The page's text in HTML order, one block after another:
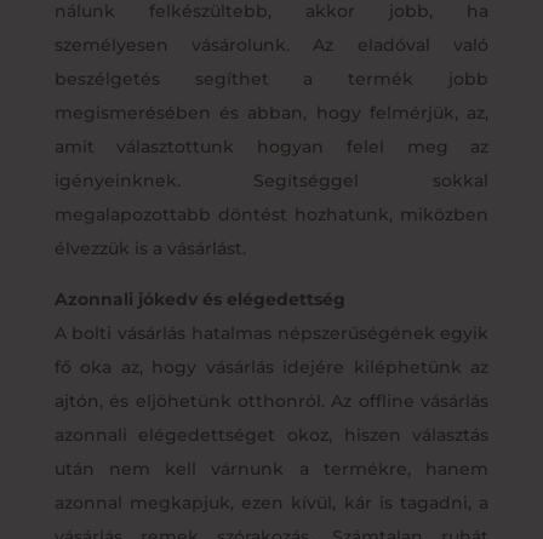
nálunk felkészültebb, akkor jobb, ha
személyesen vásárolunk. Az eladóval való
beszélgetés segíthet a termék jobb
megismerésében és abban, hogy felmérjük, az,
amit választottunk hogyan felel meg az
igényeinknek. Segítséggel sokkal
megalapozottabb döntést hozhatunk, miközben
élvezzük is a vásárlást.
Azonnali jókedv és elégedettség
A bolti vásárlás hatalmas népszerűségének egyik
fő oka az, hogy vásárlás idejére kiléphetünk az
ajtón, és eljöhetünk otthonról. Az offline vásárlás
azonnali elégedettséget okoz, hiszen választás
után nem kell várnunk a termékre, hanem
azonnal megkapjuk, ezen kívül, kár is tagadni, a